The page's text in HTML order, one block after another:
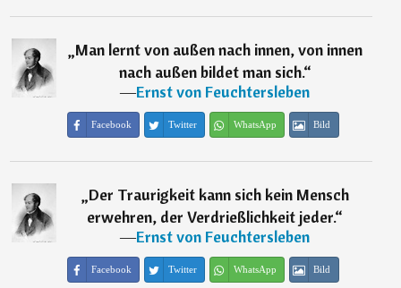
„Man lernt von außen nach innen, von innen
nach außen bildet man sich.“
―Ernst von Feuchtersleben
Facebook Twitter WhatsApp Bild
„Der Traurigkeit kann sich kein Mensch
erwehren, der Verdrießlichkeit jeder.“
―Ernst von Feuchtersleben
Facebook Twitter WhatsApp Bild